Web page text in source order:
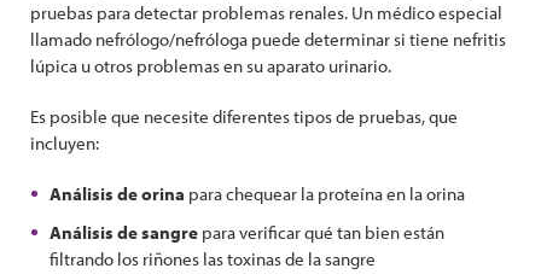
pruebas para detectar problemas renales. Un médico especial
llamado nefrólogo/nefróloga puede determinar si tiene nefritis
lúpica u otros problemas en su aparato urinario.
Es posible que necesite diferentes tipos de pruebas, que
incluyen:
Análisis de orina para chequear la proteína en la orina
Análisis de sangre para verificar qué tan bien están
filtrando los riñones las toxinas de la sangre